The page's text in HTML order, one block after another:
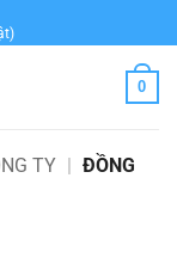
0
TY | ĐỒNG